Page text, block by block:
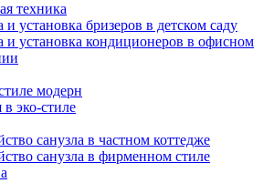
техника
и установка бризеров в детском саду
и установка кондиционеров в офисном
модерн
в эко-стиле
санузла в частном коттедже
санузла в фирменном стиле